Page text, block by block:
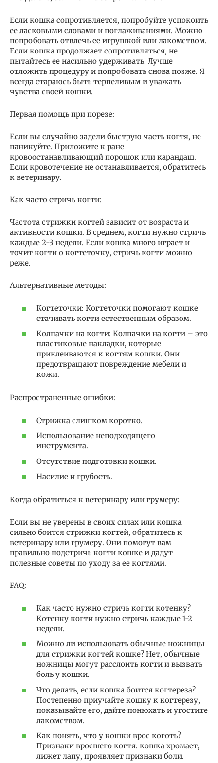
Если кошка сопротивляется, попробуйте успокоить
ее ласковыми словами и поглаживаниями. Можно
попробовать отвлечь ее игрушкой или лакомством.
Если кошка продолжает сопротивляться, не
пытайтесь ее насильно удерживать. Лучше
отложить процедуру и попробовать снова позже. Я
всегда стараюсь быть терпеливым и уважать
чувства своей кошки.
Первая помощь при порезе:
Если вы случайно задели быструю часть когтя, не
паникуйте. Приложите к ране
кровоостанавливающий порошок или карандаш.
Если кровотечение не останавливается, обратитесь
к ветеринару.
Как часто стричь когти:
Частота стрижки когтей зависит от возраста и
активности кошки. В среднем, когти нужно стричь
каждые 2-3 недели. Если кошка много играет и
точит когти о когтеточку, стричь когти можно
реже.
Альтернативные методы:
Когтеточки: Когтеточки помогают кошке
стачивать когти естественным образом.
Колпачки на когти: Колпачки на когти – это
пластиковые накладки, которые
приклеиваются к когтям кошки. Они
предотвращают повреждение мебели и
кожи.
Распространенные ошибки:
Стрижка слишком коротко.
Использование неподходящего
инструмента.
Отсутствие подготовки кошки.
Насилие и грубость.
Когда обратиться к ветеринару или грумеру:
Если вы не уверены в своих силах или кошка
сильно боится стрижки когтей, обратитесь к
ветеринару или грумеру. Они помогут вам
правильно подстричь когти кошке и дадут
полезные советы по уходу за ее когтями.
FAQ:
Как часто нужно стричь когти котенку?
Котенку когти нужно стричь каждые 1-2
недели.
Можно ли использовать обычные ножницы
для стрижки когтей кошке? Нет, обычные
ножницы могут расслоить когти и вызвать
боль у кошки.
Что делать, если кошка боится когтереза?
Постепенно приучайте кошку к когтерезу,
показывайте его, дайте понюхать и угостите
лакомством.
Как понять, что у кошки врос коготь?
Признаки вросшего когтя: кошка хромает,
лижет лапу, проявляет признаки боли.